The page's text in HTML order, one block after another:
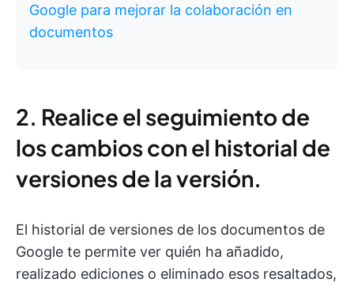
Google para mejorar la colaboración en
documentos
2. Realice el seguimiento de
los cambios con el historial de
versiones de la versión.
El historial de versiones de los documentos de
Google te permite ver quién ha añadido,
realizado ediciones o eliminado esos resaltados,